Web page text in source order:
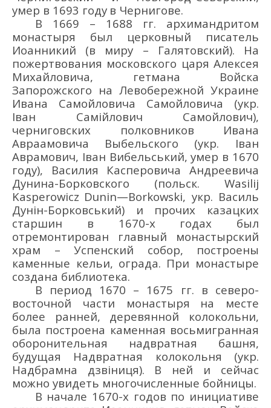
умер в 1693 году в Чернигове.
В 1669 – 1688 гг. архимандритом
монастыря был церковный писатель
Иоанникий (в миру – Галятовский).
На
пожертвования московского царя Алексея
Михайловича, гетмана Войска
Запорожского на Левобережной Украине
Ивана Самойловича Самойловича (укр.
Іван Самійлович Самойлович),
черниговских полковников Ивана
Авраамовича Выбельского (укр. Іван
Аврамович, Іван Вибельський, умер в 1670
году), Василия КасперовичаАндреевича
Дунина-Борковского (польск. Wasilij
Kasperowicz Dunin—Borkowski, укр. Василь
Дунін-Борковський) и прочих казацких
старшин в 1670-х годах был
отремонтирован главный монастырский
храм – Успенский собор, построены
каменные кельи, ограда. При монастыре
создана библиотека.
В период 1670 – 1675 гг. в северо-
восточной части монастыря
на месте
более ранней, деревянной колокольни,
была построена каменная восьмигранная
оборонительная надвратная башня,
будущая Надвратная колокольня (укр.
Надбрамна дзвіниця). В ней и сейчас
можно увидеть многочисленные бойницы.
В начале 1670-х годов по инициативе